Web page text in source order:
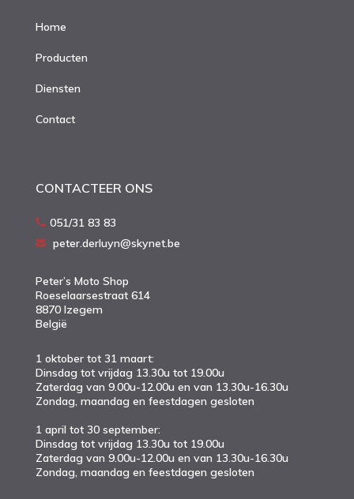
Home
Producten
Diensten
Contact
CONTACTEER ONS
051/31 83 83
peter.derluyn@skynet.be
Peter’s Moto Shop
Roeselaarsestraat 614
8870 Izegem
België
1 oktober tot 31 maart:
Dinsdag tot vrijdag 13.30u tot 19.00u
Zaterdag van 9.00u-12.00u en van 13.30u-16.30u
Zondag, maandag en feestdagen gesloten
1 april tot 30 september:
Dinsdag tot vrijdag 13.30u tot 19.00u
Zaterdag van 9.00u-12.00u en van 13.30u-16.30u
Zondag, maandag en feestdagen gesloten